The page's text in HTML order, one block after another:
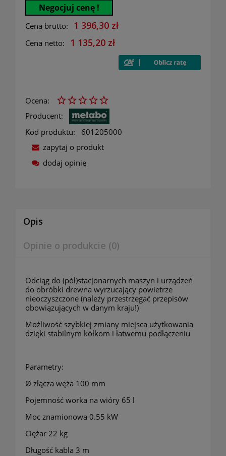
Negocjuj cenę !
Cena brutto: 1 396,30 zł
Cena netto: 1 135,20 zł
Ocena:
Producent:
Kod produktu:
601205000
zapytaj o produkt
dodaj opinię
Opis
Opinie o produkcie (0)
Odciąg do (pół)stacjonarnych maszyn i urządzeń
do obróbki drewna wyrzucający powietrze
nieoczyszczone (należy przestrzegać przepisów
obowiązujących w danym kraju!)
Możliwość szybkiej zmiany miejsca użytkowania
dzięki stabilnym kółkom i łatwemu podłączeniu
Parametry:
Ø złącza węża 100 mm
Pojemność worka na wióry 65 l
Moc znamionowa 0.55 kW
Ciężar 22 kg
Długość kabla 3 m